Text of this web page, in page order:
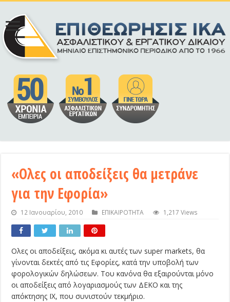
«Ολες οι αποδείξεις θα μετράνε
για την Εφορία»
12 Ιανουαρίου, 2010 ΕΠΙΚΑΙΡΟΤΗΤΑ 1,217 Views
Ολες οι αποδείξεις, ακόμα κι αυτές των super markets, θα
γίνονται δεκτές από τις Εφορίες, κατά την υποβολή των
φορολογικών δηλώσεων. Του κανόνα θα εξαιρούνται μόνο
οι αποδείξεις από λογαριασμούς των ΔΕΚΟ και της
απόκτησης ΙΧ, που συνιστούν τεκμήριο.